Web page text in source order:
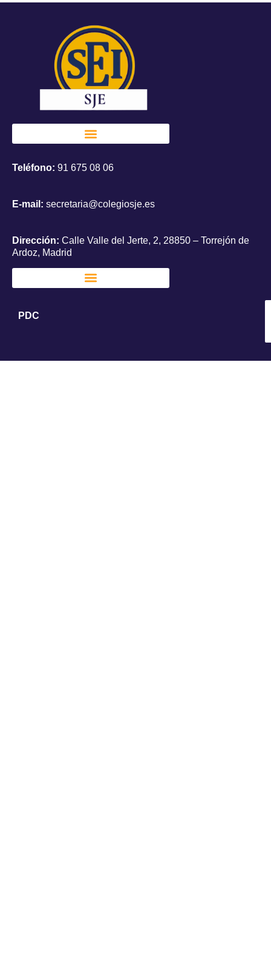
Teléfono: 91 675 08 06
E-mail: secretaria@colegiosje.es
Dirección: Calle Valle del Jerte, 2, 28850 – Torrejón de
Ardoz, Madrid
PDC